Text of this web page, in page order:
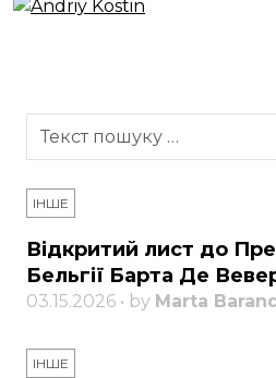
ІНШЕ
Відкритий лист до
Бельгії Барта Де
03.15.2026 • by Marta
ІНШЕ